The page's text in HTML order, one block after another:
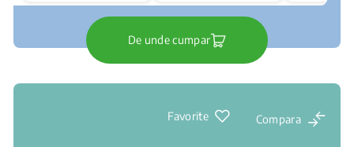
De unde cumpar
Favorite Compara